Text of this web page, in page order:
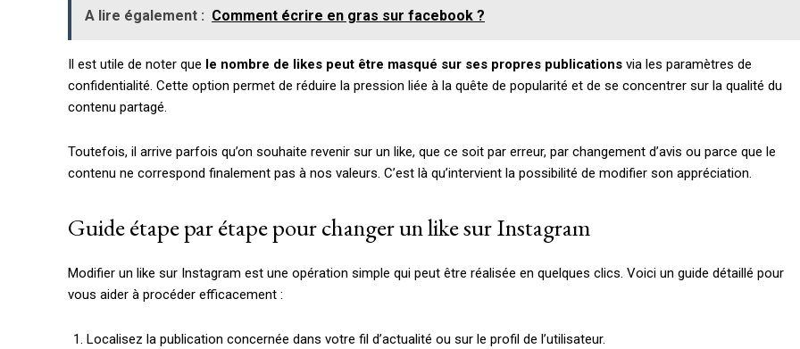
A lire également : Comment écrire en gras sur facebook ?
Il est utile de noter que le nombre de likes peut être masqué sur ses propres publications via les paramètres de
confidentialité. Cette option permet de réduire la pression liée à la quête de popularité et de se concentrer sur la qualité du
contenu partagé.
Toutefois, il arrive parfois qu’on souhaite revenir sur un like, que ce soit par erreur, par changement d’avis ou parce que le
contenu ne correspond finalement pas à nos valeurs. C’est là qu’intervient la possibilité de modifier son appréciation.
Guide étape par étape pour changer un like sur Instagram
Modifier un like sur Instagram est une opération simple qui peut être réalisée en quelques clics. Voici un guide détaillé pour
vous aider à procéder efficacement :
Localisez la publication concernée dans votre fil d’actualité ou sur le profil de l’utilisateur.